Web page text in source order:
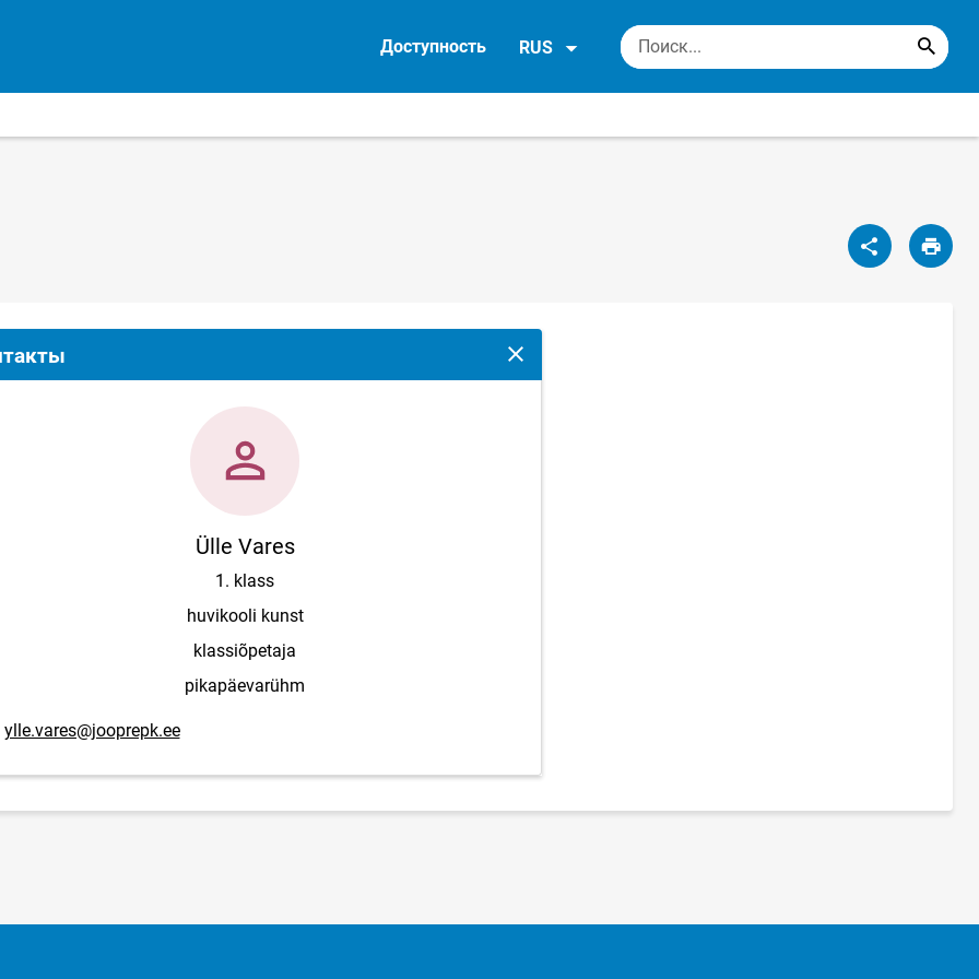
Доступность RUS
Закрыть модальное окно
Ülle Vares
1. klass
huvikooli kunst
klassiõpetaja
pikapäevarühm
адрес
ylle.vares@jooprepk.ee